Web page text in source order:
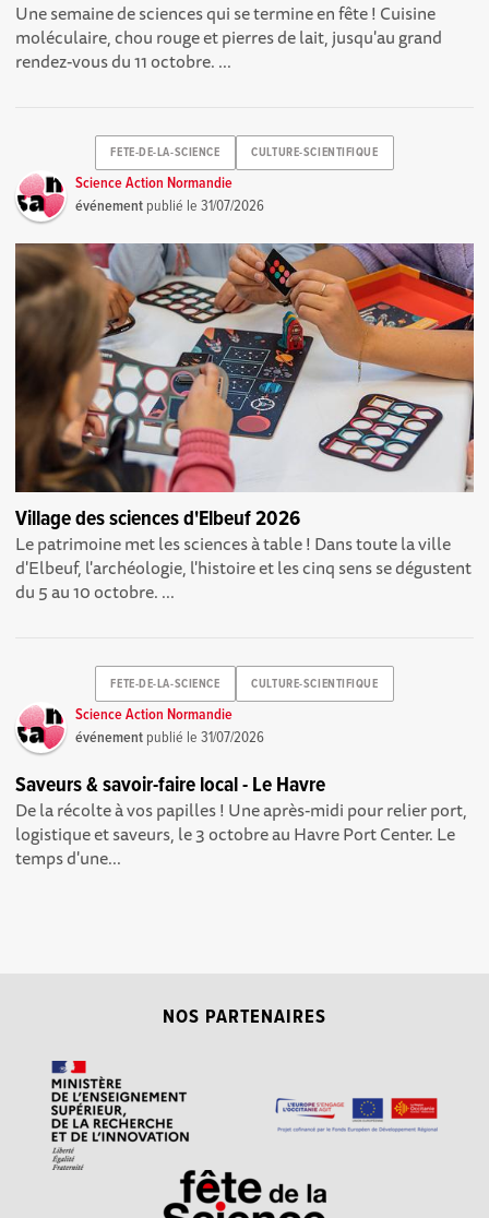
Une semaine de sciences qui se termine en fête ! Cuisine
moléculaire, chou rouge et pierres de lait, jusqu'au grand
rendez-vous du 11 octobre. ...
FETE-DE-LA-SCIENCE CULTURE-SCIENTIFIQUE
Science Action Normandie
événement publié le31/07/2026
Village des sciences d'Elbeuf 2026
Le patrimoine met les sciences à table ! Dans toute la ville
d'Elbeuf, l'archéologie, l'histoire et les cinq sens se dégustent
du 5 au 10 octobre. ...
FETE-DE-LA-SCIENCE CULTURE-SCIENTIFIQUE
Science Action Normandie
événement publié le31/07/2026
Saveurs & savoir-faire local - Le Havre
De la récolte à vos papilles ! Une après-midi pour relier port,
logistique et saveurs, le 3 octobre au Havre Port Center. Le
temps d'une...
NOS PARTENAIRES